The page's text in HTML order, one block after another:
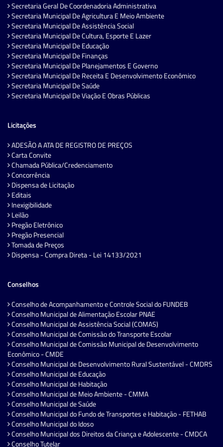
Secretaria Geral De Coordenadoria Administrativa
Secretaria Municipal De Agricultura E Meio Ambiente
Secretaria Municipal De Assistência Social
Secretaria Municipal De Cultura, Esporte E Lazer
Secretaria Municipal De Educação
Secretaria Municipal De Finanças
Secretaria Municipal De Planejamentos E Governo
Secretaria Municipal De Receita E Desenvolvimento Econômico
Secretaria Municipal De Saúde
Secretaria Municipal De Viação E Obras Públicas
Licitações
ADESÃO A ATA DE REGISTRO DE PREÇOS
Carta Convite
Chamada Pública/Credenciamento
Concorrência
Dispensa de Licitação
Editais
Inexigibilidade
Leilão
Pregão Eletrônico
Pregão Presencial
Tomada de Preços
Dispensa - Compra Direta - Lei 14133/2021
Conselhos
Conselho de Acompanhamento e Controle Social do FUNDEB
Conselho Municipal de Alimentação Escolar PNAE
Conselho Municipal de Assistência Social (COMAS)
Conselho Municipal de Comissão do Transporte Escolar
Conselho Municipal de Comissão Municipal de Desenvolvimento
Econômico - CMDE
Conselho Municipal de Desenvolvimento Rural Sustentável - CMDRS
Conselho Municipal de Educação
Conselho Municipal de Habitação
Conselho Municipal de Meio Ambiente - CMMA
Conselho Municipal de Saúde
Conselho Municipal do Fundo de Transportes e Habitação - FETHAB
Conselho Municipal do Idoso
Conselho Municipal dos Direitos da Criança e Adolescente - CMDCA
Conselho Tutelar